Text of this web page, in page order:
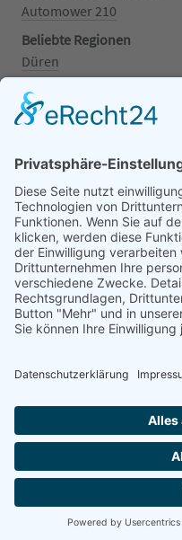
Automower 210
Beliebte Regionen
Düren
Grafschaft
Kalenborn
Mayschoß
Bonn
Beliebte Kategorien
Aufsitzrasenmäher
Mähroboter
Motorsäge
Schneefräse
Akku
Generator